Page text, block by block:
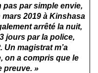
pas par simple envie,
2019 à Kinshasa
arrêté la nuit,
jours par la police,
magistrat m’a
on a compris que le
preuve. »